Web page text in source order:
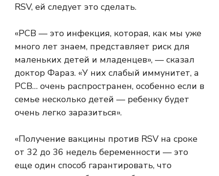
RSV, ей следует это сделать.
«РСВ — это инфекция, которая, как мы уже
много лет знаем, представляет риск для
маленьких детей и младенцев», — сказал
доктор Фараз. «У них слабый иммунитет, а
РСВ… очень распространен, особенно если в
семье несколько детей — ребенку будет
очень легко заразиться».
«Получение вакцины против RSV на сроке
от 32 до 36 недель беременности — это
еще один способ гарантировать, что